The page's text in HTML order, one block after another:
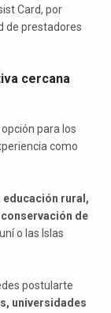
Card, por
de prestadores
cercana
para los
como
rural,
de
o las Islas
postularte
universidades